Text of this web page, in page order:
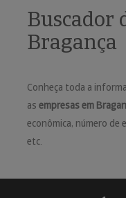
Buscador
Bragança
Conheça toda a
as empresas em
econômica, número de
etc.